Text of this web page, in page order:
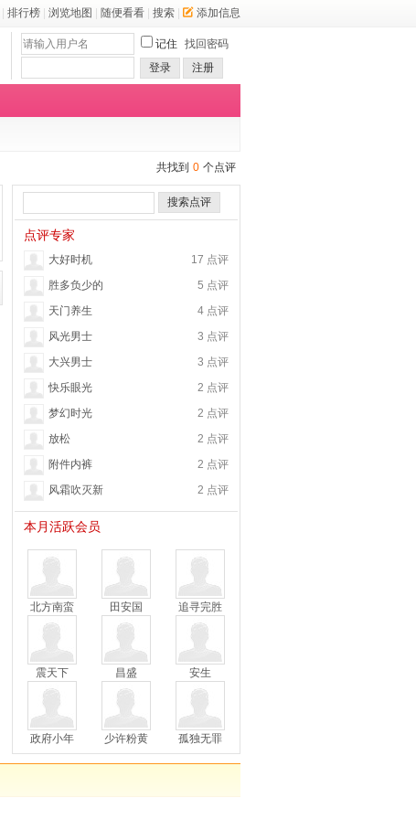
排行榜 浏览地图 随便看看 搜索 添加信息
记住 找回密码
登录
注册
共找到 0 个点评
搜索点评
点评专家
17 点评
大好时机
5 点评
胜多负少的
4 点评
天门养生
3 点评
风光男士
3 点评
大兴男士
2 点评
快乐眼光
2 点评
梦幻时光
2 点评
放松
2 点评
附件内裤
2 点评
风霜吹灭新
本月活跃会员
北方南蛮 田安国 追寻完胜
震天下 昌盛 安生
政府小年 少许粉黄 孤独无罪